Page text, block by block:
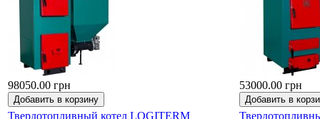
98050.00 грн 53000.00 грн
Твердотопливный котел LOGITERM